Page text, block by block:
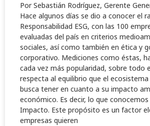
Por Sebastián Rodríguez, Gerente
Hace algunos días se dio a conocer el
Responsabilidad ESG, con las 100
evaluadas del país en criterios
sociales, así como también en ética y
corporativo. Mediciones como éstas,
cada vez más popularidad, sobre todo
respecta al equilibrio que el
busca tener en cuanto a su impacto
económico. Es decir, lo que
Impacto. Este propósito es un factor
empresas quieren